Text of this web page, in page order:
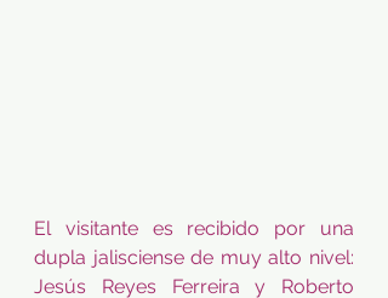
El visitante es recibido por una
dupla jalisciense de muy alto nivel:
Jesús Reyes Ferreira y Roberto